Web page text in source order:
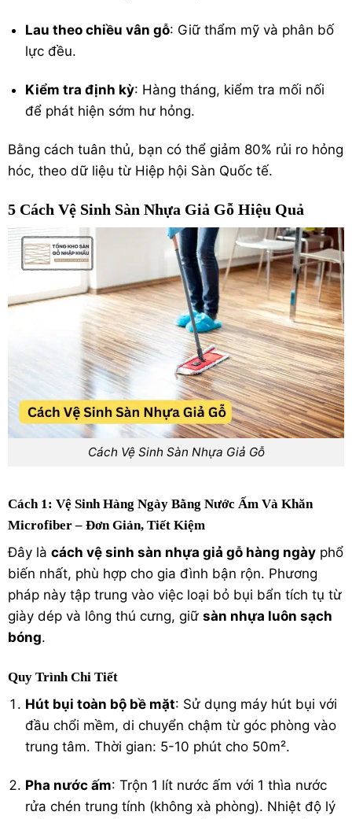
Lau theo chiều vân gỗ: Giữ thẩm mỹ và phân bố
lực đều.
Kiểm tra định kỳ: Hàng tháng, kiểm tra mối nối
để phát hiện sớm hư hỏng.
Bằng cách tuân thủ, bạn có thể giảm 80% rủi ro hỏng
hóc, theo dữ liệu từ Hiệp hội Sàn Quốc tế.
5 Cách Vệ Sinh Sàn Nhựa Giả Gỗ Hiệu Quả
Cách Vệ Sinh Sàn Nhựa Giả Gỗ
Cách 1: Vệ Sinh Hàng Ngày Bằng Nước Ấm Và Khăn
Microfiber – Đơn Giản, Tiết Kiệm
Đây là cách vệ sinh sàn nhựa giả gỗ hàng ngày phổ
biến nhất, phù hợp cho gia đình bận rộn. Phương
pháp này tập trung vào việc loại bỏ bụi bẩn tích tụ từ
giày dép và lông thú cưng, giữ sàn nhựa luôn sạch
bóng.
Quy Trình Chi Tiết
Hút bụi toàn bộ bề mặt: Sử dụng máy hút bụi với
đầu chổi mềm, di chuyển chậm từ góc phòng vào
trung tâm. Thời gian: 5-10 phút cho 50m².
Pha nước ấm: Trộn 1 lít nước ấm với 1 thìa nước
rửa chén trung tính (không xà phòng). Nhiệt độ lý